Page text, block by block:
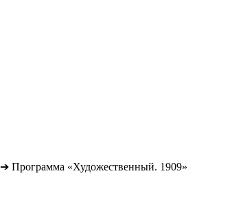
➔ Программа «Художественный. 1909»